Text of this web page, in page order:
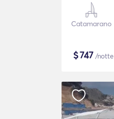
Catamarano
$747 /notte